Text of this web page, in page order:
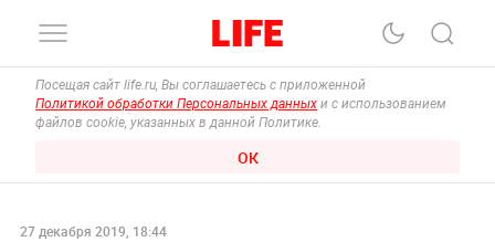
Посещая сайт life.ru, Вы соглашаетесь с приложенной
Политикой обработки Персональных данных и с использованием
файлов cookie, указанных в данной Политике.
ОК
27 декабря 2019, 18:44